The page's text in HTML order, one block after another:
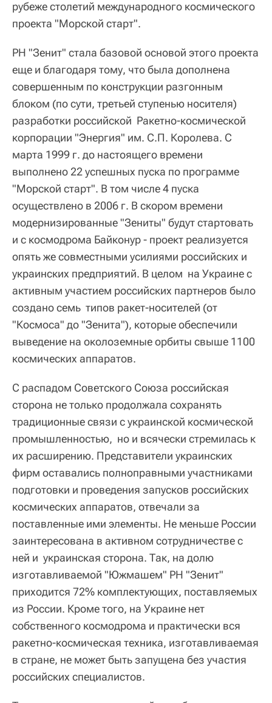
рубеже столетий международного космического
проекта "Морской старт".
РН "Зенит" стала базовой основой этого проекта
еще и благодаря тому, что была дополнена
совершенным по конструкции разгонным
блоком (по сути, третьей ступенью носителя)
разработки российской Ракетно-космической
корпорации "Энергия" им. С.П. Королева. С
марта 1999 г. до настоящего времени
выполнено 22 успешных пуска по программе
"Морской старт". В том числе 4 пуска
осуществлено в 2006 г. В скором времени
модернизированные "Зениты" будут стартовать
и с космодрома Байконур - проект реализуется
опять же совместными усилиями российских и
украинских предприятий. В целом на Украине с
активным участием российских партнеров было
создано семь типов ракет-носителей (от
"Космоса" до "Зенита"), которые обеспечили
выведение на околоземные орбиты свыше 1100
космических аппаратов.
С распадом Советского Союза российская
сторона не только продолжала сохранять
традиционные связи с украинской космической
промышленностью, но и всячески стремилась к
их расширению. Представители украинских
фирм оставались полноправными участниками
подготовки и проведения запусков российских
космических аппаратов, отвечали за
поставленные ими элементы. Не меньше России
заинтересована в активном сотрудничестве с
ней и украинская сторона. Так, на долю
изготавливаемой "Южмашем" РН "Зенит"
приходится 72% комплектующих, поставляемых
из России. Кроме того, на Украине нет
собственного космодрома и практически вся
ракетно-космическая техника, изготавливаемая
в стране, не может быть запущена без участия
российских специалистов.